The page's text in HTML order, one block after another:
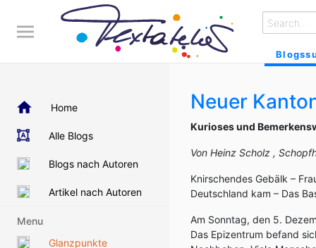
Home
Alle Blogs
Blogs nach Autoren
Artikel nach Autoren
Menu
Glanzpunkte
Neuer
Kurioses und
Von Heinz Scholz ,
Knirschendes Gebälk –
Deutschland kam – Das
Am Sonntag, den 5.
Das Epizentrum befand